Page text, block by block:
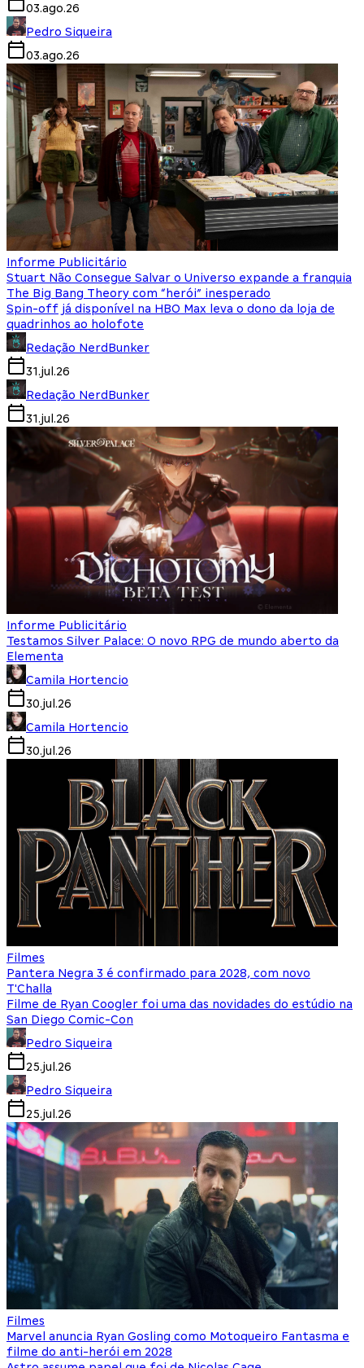
03.ago.26
Pedro Siqueira
03.ago.26
Informe Publicitário
Stuart Não Consegue Salvar o Universo expande a franquia
The Big Bang Theory com “herói” inesperado
Spin-off já disponível na HBO Max leva o dono da loja de
quadrinhos ao holofote
Redação NerdBunker
31.jul.26
Redação NerdBunker
31.jul.26
Informe Publicitário
Testamos Silver Palace: O novo RPG de mundo aberto da
Elementa
Camila Hortencio
30.jul.26
Camila Hortencio
30.jul.26
Filmes
Pantera Negra 3 é confirmado para 2028, com novo
T'Challa
Filme de Ryan Coogler foi uma das novidades do estúdio na
San Diego Comic-Con
Pedro Siqueira
25.jul.26
Pedro Siqueira
25.jul.26
Filmes
Marvel anuncia Ryan Gosling como Motoqueiro Fantasma e
filme do anti-herói em 2028